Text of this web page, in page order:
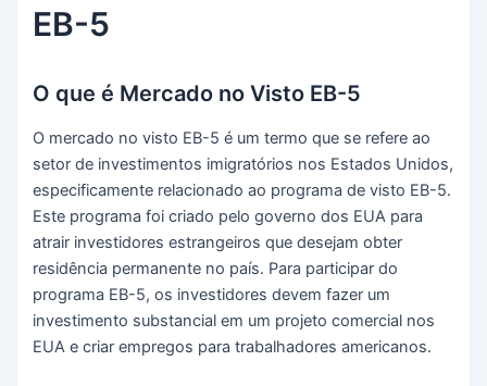
EB-5
O que é Mercado no Visto EB-5
O mercado no visto EB-5 é um termo que se refere ao
setor de investimentos imigratórios nos Estados Unidos,
especificamente relacionado ao programa de visto EB-5.
Este programa foi criado pelo governo dos EUA para
atrair investidores estrangeiros que desejam obter
residência permanente no país. Para participar do
programa EB-5, os investidores devem fazer um
investimento substancial em um projeto comercial nos
EUA e criar empregos para trabalhadores americanos.